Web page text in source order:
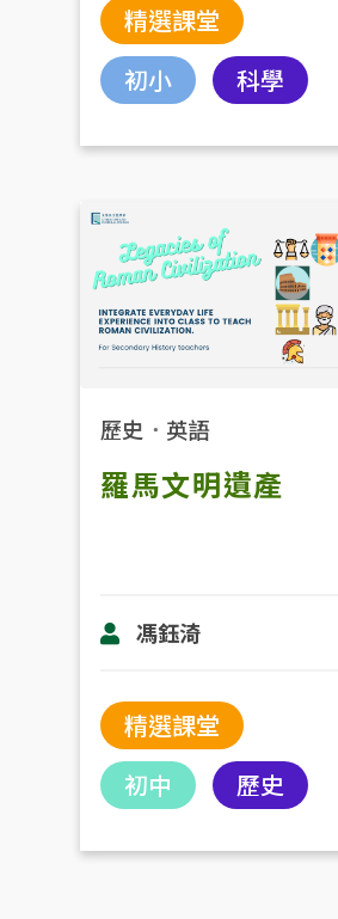
精選課堂
初小
科學
歷史 ． 英語
羅馬文明遺產
馮鈺渏
精選課堂
初中
歷史